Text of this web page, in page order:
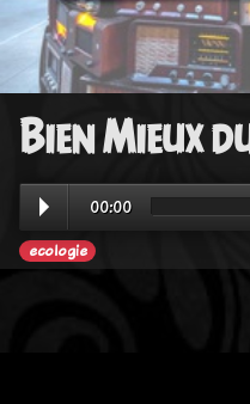
Bien Mieux
00:00
ecologie